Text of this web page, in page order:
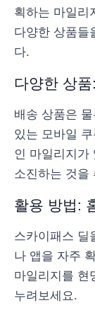
획하는 마일리
다양한 상품들
다.
다양한 상
배송 상품은
있는 모바일
인 마일리지가
소진하는 것을
활용 방법:
스카이패스 딜
나 앱을 자주
마일리지를 현
누려보세요.